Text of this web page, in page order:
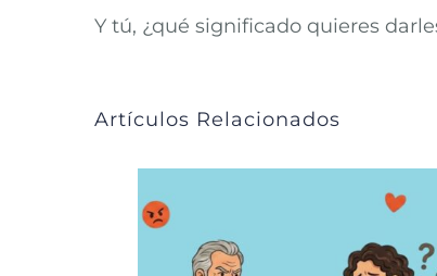
Y tú, ¿qué significado quieres
Artículos Relacionados